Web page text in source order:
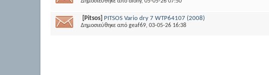
[Pitsos] PITSOS Vario dry 7 WTP64107 (2008)
Δημοσιεύθηκε απόgeaf69, 03-05-26 16:38